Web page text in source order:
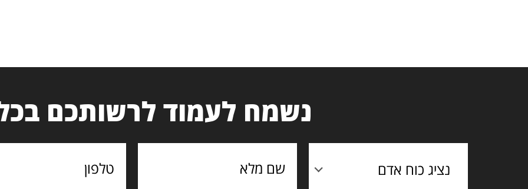
נשמח לעמוד לרשותכם
נציג כוח אדם